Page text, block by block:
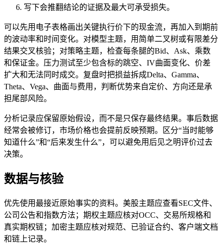
写下会推翻结论的证据及最大可承受损失。
可以先用电子表格画出关键执行价下的现金流，再加入到期前
的波动率和时间变化。对模型主题，用简单二叉树或有限差分
结果交叉核验；对策略主题，检查每条腿的Bid、Ask、乘数
和保证金。压力测试至少包含标的跳空、IV曲面变化、价差
扩大和无法同时成交。复盘时把损益拆成Delta、Gamma、
Theta、Vega、曲面与费用，判断优势来自定价、方向还是承
担尾部风险。
分析记录应保留原始假设，而不是只保存最终结果。事后数据
经常会被修订，市场价格也会提前反映预期。区分“当时能够
知道什么”和“后来发生什么”，可以避免用后见之明评价过去
决策。
数据与核验
优先使用最接近原始事实的资料。美股主题应查看SEC文件、
公司公告和指数方法；期权主题应核对OCC、交易所规格和
真实期权链；加密主题应核对规范、已验证合约、客户端文档
和链上记录。